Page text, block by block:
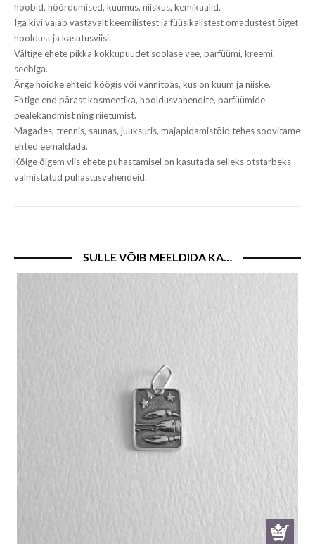
hoobid, hõõrdumised, kuumus, niiskus, kemikaalid.
Iga kivi vajab vastavalt keemilistest ja füüsikalistest omadustest õiget
hooldust ja kasutusviisi.
Vältige ehete pikka kokkupuudet soolase vee, parfüümi, kreemi,
seebiga.
Ärge hoidke ehteid köögis või vannitoas, kus on kuum ja niiske.
Ehtige end pärast kosmeetika, hooldusvahendite, parfüümide
pealekandmist ning riietumist.
Magades, trennis, saunas, juuksuris, majapidamistöid tehes soovitame
ehted eemaldada.
Kõige õigem viis ehete puhastamisel on kasutada selleks otstarbeks
valmistatud puhastusvahendeid.
SULLE VÕIB MEELDIDA KA…